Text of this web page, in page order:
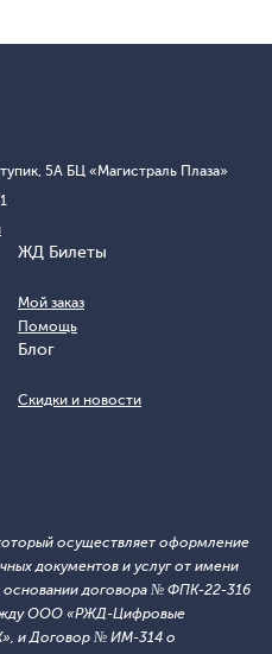
5А БЦ «Магистраль Плаза»
ЖД Билеты
Мой заказ
Помощь
Блог
Скидки и новости
осуществляет оформление
документов и услуг от имени
основании договора № ФПК-22-316
ООО «РЖД-Цифровые
и Договор № ИМ-314 о